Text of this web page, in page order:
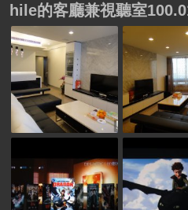
hile的客廳兼視聽室